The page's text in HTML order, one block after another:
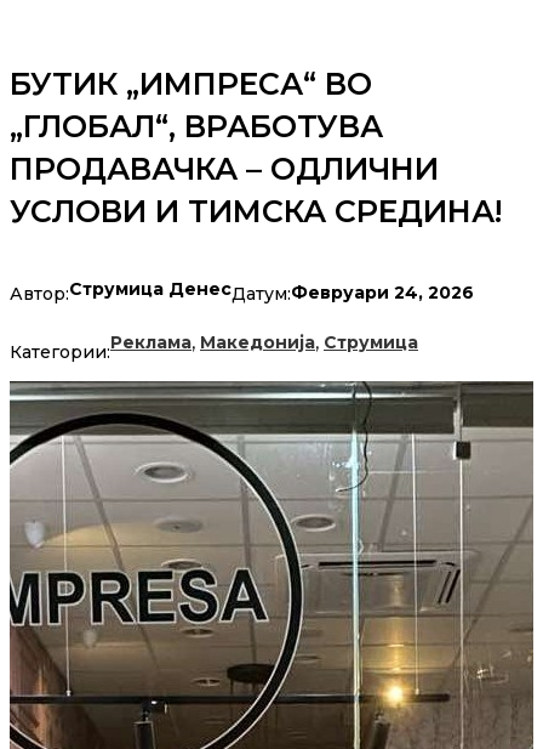
БУТИК „ИМПРЕСА“ ВО
„ГЛОБАЛ“, ВРАБОТУВА
ПРОДАВАЧКА – ОДЛИЧНИ
УСЛОВИ И ТИМСКА СРЕДИНА!
Автор:Струмица ДенесДатум:Февруари 24, 2026
Категории:Реклама, Македонија, Струмица